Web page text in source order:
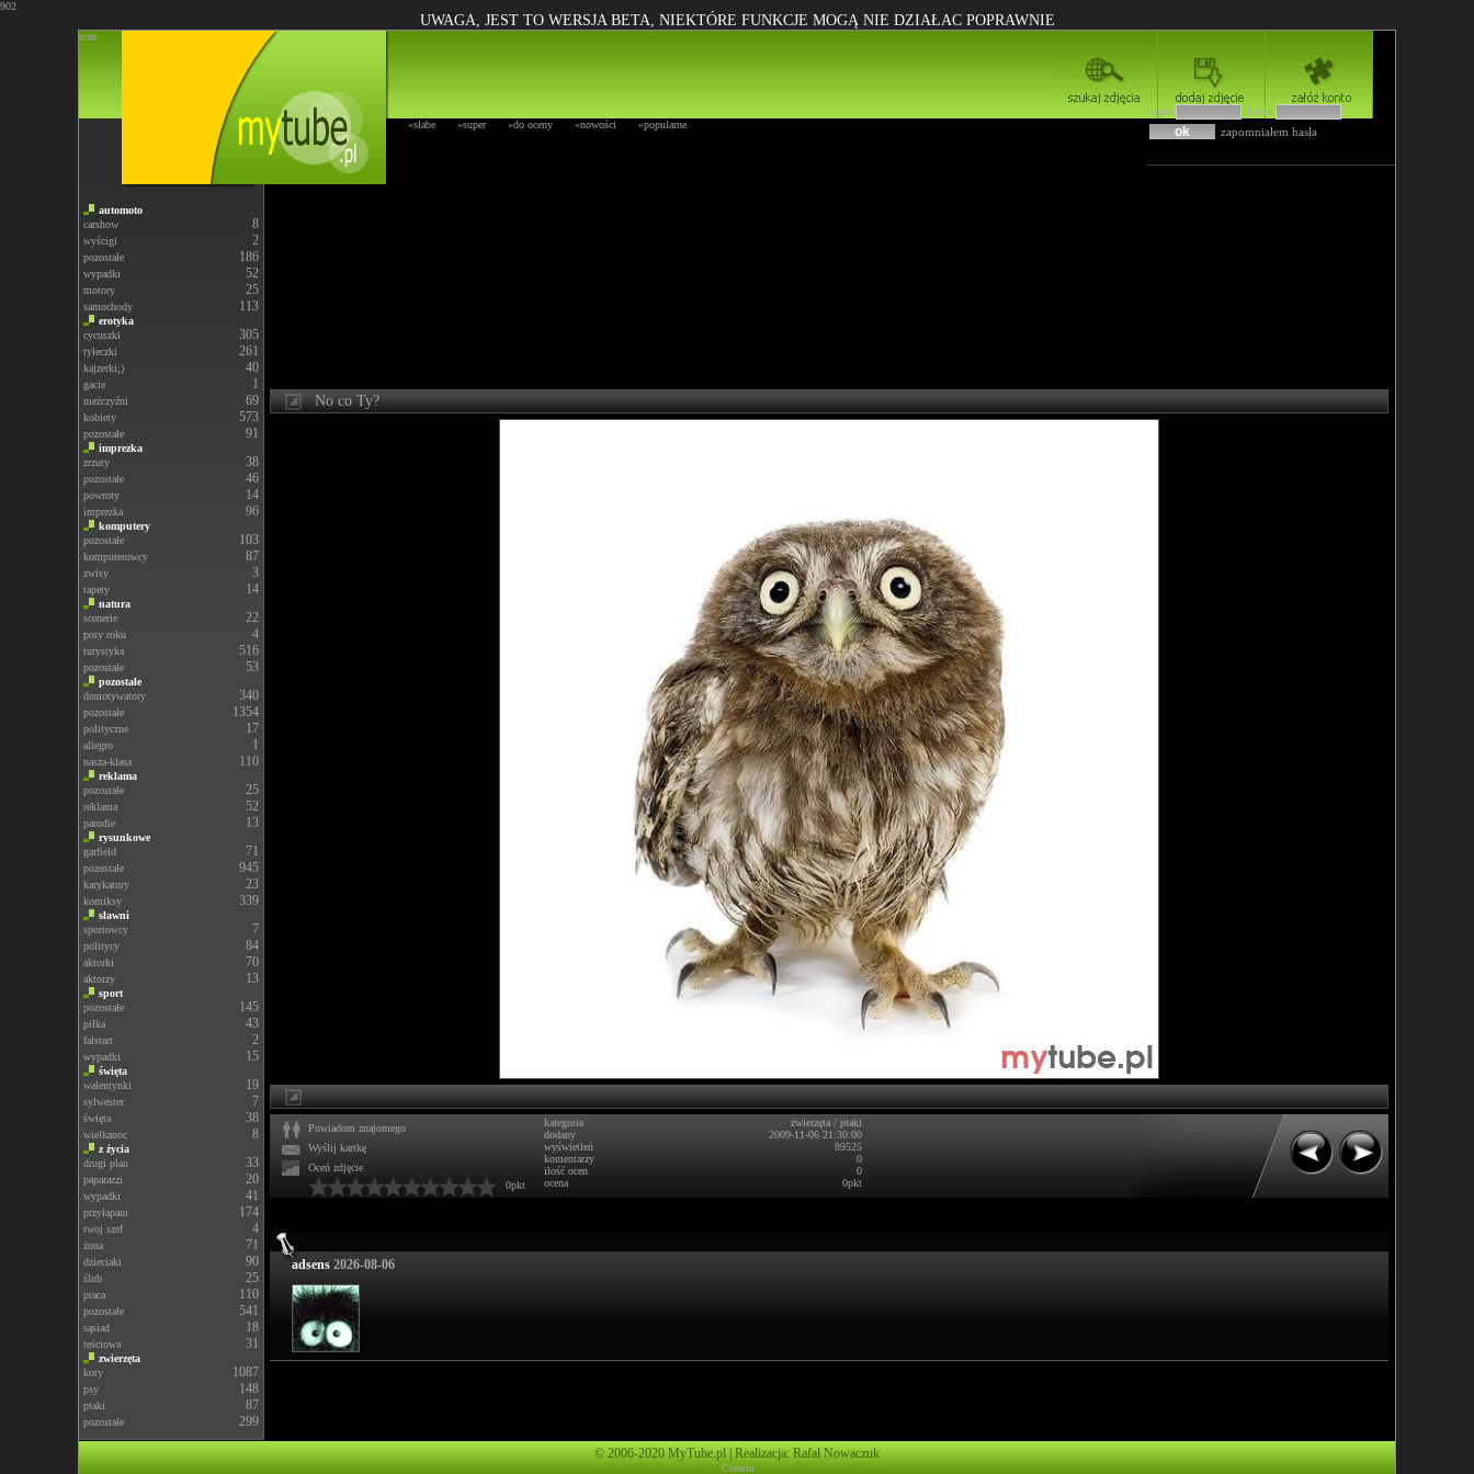
902
UWAGA, JEST TO WERSJA BETA, NIEKTÓRE FUNKCJE MOGĄ NIE DZIAŁAC POPRAWNIE
start
»słabe »super »do oceny »nowości »popularne
login
hasło
zapomniałem hasła
automoto
carshow
8
wyścigi 2
pozostałe 186
wypadki 52
motory 25
samochody 113
erotyka
cycuszki
305
tyłeczki 261
kajzerki;) 40
gacie 1
meżczyźni 69
kobiety 573
pozostałe 91
imprezka
zrzuty
38
pozostałe 46
powroty 14
imprezka 96
komputery
pozostałe
103
komputerowcy 87
zwisy 3
tapety 14
natura
scenerie
22
pory roku 4
turystyka 516
pozostałe 53
pozostałe
demotywatory
340
pozostałe 1354
polityczne 17
allegro 1
nasza-klasa 110
reklama
pozostałe
25
reklama 52
parodie 13
rysunkowe
garfield
71
pozostałe 945
karykatury 23
komiksy 339
sławni
sportowcy
7
politycy 84
aktorki 70
aktorzy 13
sport
pozostałe
145
piłka 43
falstart 2
wypadki 15
święta
walentynki
19
sylwester 7
święta 38
wielkanoc 8
z życia
drugi plan
33
paparazzi 20
wypadki 41
przyłapani 174
twoj szef 4
żona 71
dzieciaki 90
ślub 25
praca 110
pozostałe 541
sąsiad 18
teściowa 31
zwierzęta
koty
1087
psy 148
ptaki 87
pozostałe 299
No co Ty?
Powiadom znajomego
Wyślij kartkę
Oceń zdjęcie
0pkt
kategoria
dodany
wyświetleń
komentarzy
ilość ocen
ocena
zwierzęta / ptaki
2009-11-06 21:30:00
89525
0
0
0pkt
adsens 2026-08-06
© 2006-2020 MyTube.pl | Realizacja: Rafał Nowaczuk
Croatia